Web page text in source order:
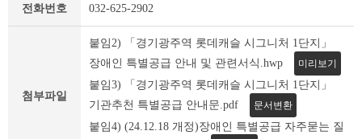
상
전화번호 032-625-2902
첨부파일
붙임2) 「경기광주역 롯데캐슬 시그니처 1단지」
장애인 특별공급 안내 및 관련서식.hwp
미리보기
붙임3) 「경기광주역 롯데캐슬 시그니처 1단지」
기관추천 특별공급 안내문.pdf
문서변환
붙임4) (24.12.18 개정)장애인 특별공급 자주묻는 질